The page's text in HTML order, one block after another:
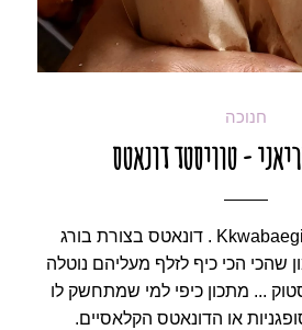
חנוכה
- טוויסטד דונאטס
או בשמם המקורי Kkwabaegi . דונאטס בצורת בורג
שהכי הכי כיף לזלף מעליהם נוטלה
... מתכון כיפי למי שמתחשק לו
או הדונאטס הקלאסיים.